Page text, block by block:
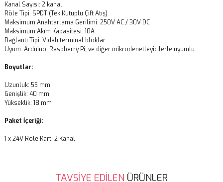
Kanal Sayısı: 2 kanal
Röle Tipi: SPDT (Tek Kutuplu Çift Atış)
Maksimum Anahtarlama Gerilimi: 250V AC / 30V DC
Maksimum Akım Kapasitesi: 10A
Bağlantı Tipi: Vidalı terminal bloklar
Uyum: Arduino, Raspberry Pi, ve diğer mikrodenetleyicilerle uyumlu
Boyutlar:
Uzunluk: 55 mm
Genişlik: 40 mm
Yükseklik: 18 mm
Paket İçeriği:
1 x 24V Röle Kartı 2 Kanal
Bu ürünün fiyat bilgisi, resim, ürün açıklamalarında ve diğer
TAVSİYE EDİLEN ÜRÜNLER